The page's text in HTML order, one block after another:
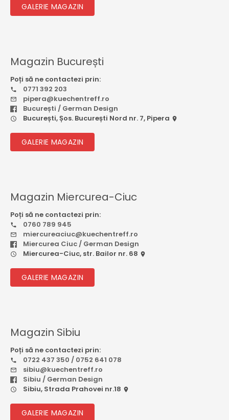
GALERIE MAGAZIN
Magazin București
Poți să ne contactezi prin:
0771 392 203
pipera@kuechentreff.ro
București / German Design
București, Șos. București Nord nr. 7, Pipera
GALERIE MAGAZIN
Magazin Miercurea-Ciuc
Poți să ne contactezi prin:
0760 789 945
miercureaciuc@kuechentreff.ro
Miercurea Ciuc / German Design
Miercurea-Ciuc, str. Bailor nr. 68
GALERIE MAGAZIN
Magazin Sibiu
Poți să ne contactezi prin:
0722 437 350 / 0752 641 078
sibiu@kuechentreff.ro
Sibiu / German Design
Sibiu, Strada Prahovei nr.18
GALERIE MAGAZIN